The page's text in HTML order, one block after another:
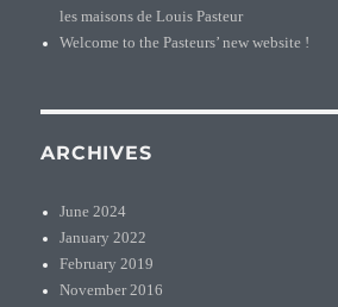
les maisons de Louis Pasteur
Welcome to the Pasteurs’ new website !
ARCHIVES
June 2024
January 2022
February 2019
November 2016